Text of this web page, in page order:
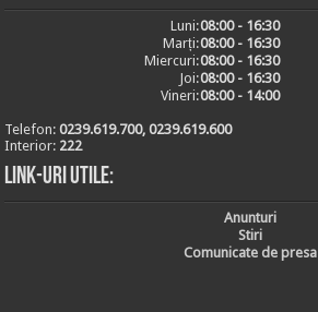
Luni:08:00 - 16:30
Marți:08:00 - 16:30
Miercuri:08:00 - 16:30
Joi:08:00 - 16:30
Vineri:08:00 - 14:00
Telefon:0239.619.700, 0239.619.600
Interior: 222
Link-uri utile:
Anunturi
Stiri
Comunicate de presa